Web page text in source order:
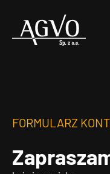
Header
FORMULARZ